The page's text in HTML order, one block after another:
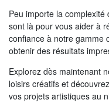
Peu importe la
sont là pour vous aider à
confiance à notre gamme
obtenir des résultats
Explorez dès maintenant
loisirs créatifs et
vos projets artistiques au